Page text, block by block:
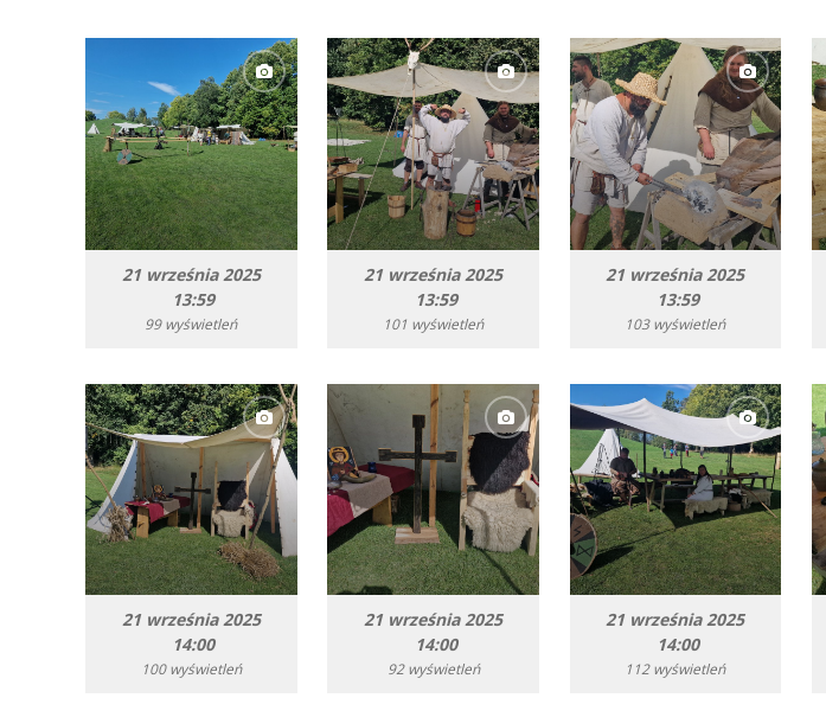
21 września 2025
13:59
99 wyświetleń
21 września 2025
13:59
101 wyświetleń
21 września 2025
13:59
103 wyświetleń
21 września 2025
14:00
100 wyświetleń
21 września 2025
14:00
92 wyświetleń
21 września 2025
14:00
112 wyświetleń